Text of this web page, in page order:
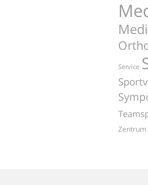
Service
Zentrum